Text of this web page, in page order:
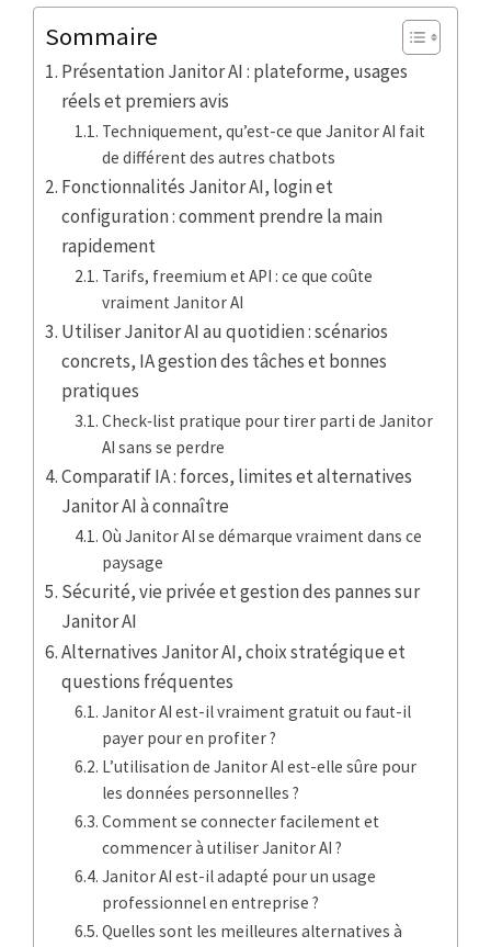
Sommaire
Présentation Janitor AI : plateforme, usages
réels et premiers avis
Techniquement, qu’est-ce que Janitor AI fait
de différent des autres chatbots
Fonctionnalités Janitor AI, login et
configuration : comment prendre la main
rapidement
Tarifs, freemium et API : ce que coûte
vraiment Janitor AI
Utiliser Janitor AI au quotidien : scénarios
concrets, IA gestion des tâches et bonnes
pratiques
Check‑list pratique pour tirer parti de Janitor
AI sans se perdre
Comparatif IA : forces, limites et alternatives
Janitor AI à connaître
Où Janitor AI se démarque vraiment dans ce
paysage
Sécurité, vie privée et gestion des pannes sur
Janitor AI
Alternatives Janitor AI, choix stratégique et
questions fréquentes
Janitor AI est-il vraiment gratuit ou faut-il
payer pour en profiter ?
L’utilisation de Janitor AI est-elle sûre pour
les données personnelles ?
Comment se connecter facilement et
commencer à utiliser Janitor AI ?
Janitor AI est-il adapté pour un usage
professionnel en entreprise ?
Quelles sont les meilleures alternatives à